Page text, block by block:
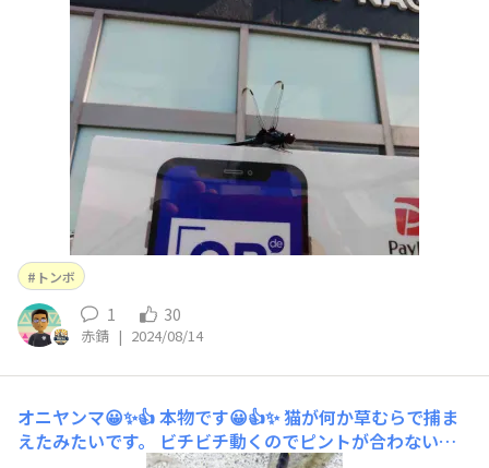
トンボ
1 30
赤錆 | 2024/08/14
オニヤンマ😀✨👍本物です😀👍✨ 猫が何か草むらで捕ま
えたみたいです。 ビチビチ動くのでピントが合わない📸